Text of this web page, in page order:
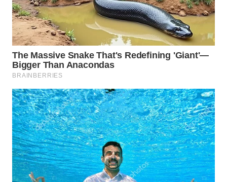
WN
KALSEL
WN
KALTIM
WN
SULSEL
WN
GORONTALO
WN
SULUT